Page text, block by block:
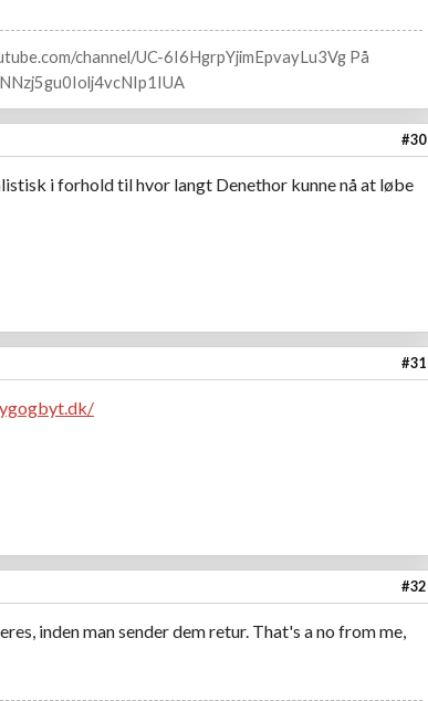
channel/UC-6I6HgrpYjimEpvayLu3Vg På
#30
i forhold til hvor langt Denethor kunne nå at løbe
#31
#32
inden man sender dem retur. That's a no from me,